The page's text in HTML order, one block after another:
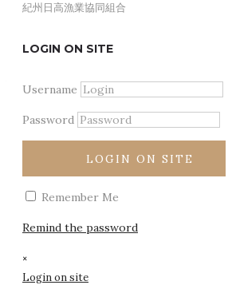
紀州日高漁業協同組合
LOGIN ON SITE
Username
Password
LOGIN ON SITE
Remember Me
Remind the password
×
Login on site
アカモクって何？
美の研究所も認める実力派
藻場を護る 海の男たち
海から食卓まで。
そのままシンプルに
白崎シーサイドハイツ白崎荘
平佐館
久家旅館
BOAT CAFE -衣奈マリーナ
道の駅 白崎海洋公園
銀しゃり屋 まるいち
産直市場よってって いなり本館
JA紀州 Aコープゆら
道の駅 白崎海洋公園
もとや魚店
あかもく
More
Share